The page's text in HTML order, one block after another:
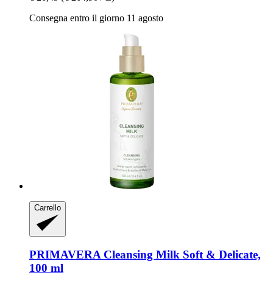
Consegna entro il giorno 11 agosto
Carrello
PRIMAVERA Cleansing Milk Soft & Delicate,
100 ml